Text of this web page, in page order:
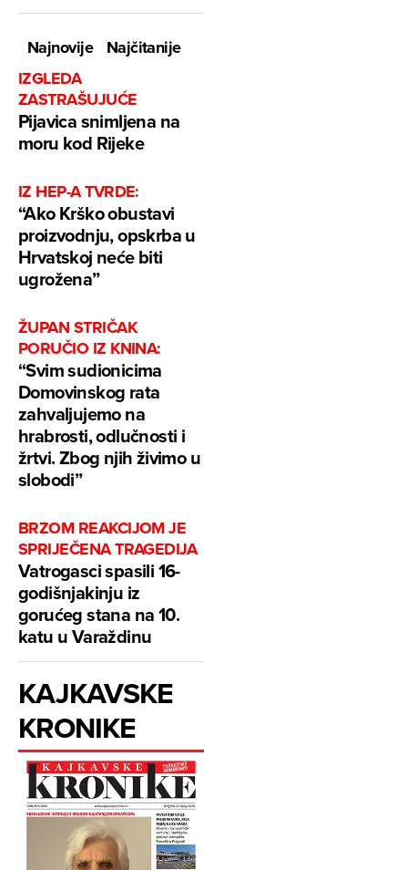
Najnovije
Najčitanije
IZGLEDA
ZASTRAŠUJUĆE
Pijavica snimljena na
moru kod Rijeke
IZ HEP-A TVRDE:
“Ako Krško obustavi
proizvodnju, opskrba u
Hrvatskoj neće biti
ugrožena”
ŽUPAN STRIČAK
PORUČIO IZ KNINA:
“Svim sudionicima
Domovinskog rata
zahvaljujemo na
hrabrosti, odlučnosti i
žrtvi. Zbog njih živimo u
slobodi”
BRZOM REAKCIJOM JE
SPRIJEČENA TRAGEDIJA
Vatrogasci spasili 16-
godišnjakinju iz
gorućeg stana na 10.
katu u Varaždinu
KAJKAVSKE
KRONIKE